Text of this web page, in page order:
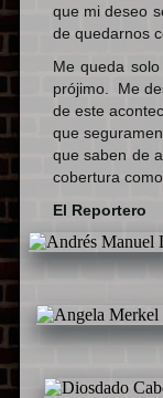
que mi deseo
de quedarnos
Me queda
prójimo. Me
de este
que
que saben de
cobertura
El Reportero